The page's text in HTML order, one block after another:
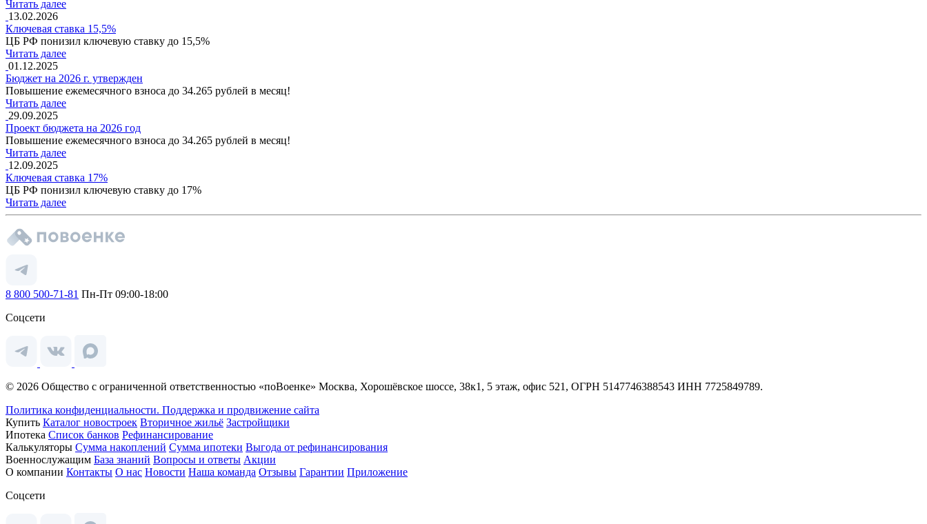
Читать далее
13.02.2026
Ключевая ставка 15,5%
ЦБ РФ понизил ключевую ставку до 15,5%
Читать далее
01.12.2025
Бюджет на 2026 г. утвержден
Повышение ежемесячного взноса до 34.265 рублей в месяц!
Читать далее
29.09.2025
Проект бюджета на 2026 год
Повышение ежемесячного взноса до 34.265 рублей в месяц!
Читать далее
12.09.2025
Ключевая ставка 17%
ЦБ РФ понизил ключевую ставку до 17%
Читать далее
8 800 500-71-81 Пн-Пт 09:00-18:00
Соцсети
© 2026 Общество с ограниченной ответственностью «поВоенке» Москва, Хорошёвское шоссе, 38к1, 5 этаж, офис 521, ОГРН 5147746388543 ИНН 7725849789.
Политика конфиденциальности. Поддержка и продвижение сайта
Купить Каталог новостроек Вторичное жильё Застройщики
Ипотека Список банков Рефинансирование
Калькуляторы Сумма накоплений Сумма ипотеки Выгода от рефинансирования
Военнослужащим База знаний Вопросы и ответы Акции
О компании Контакты О нас Новости Наша команда Отзывы Гарантии Приложение
Соцсети